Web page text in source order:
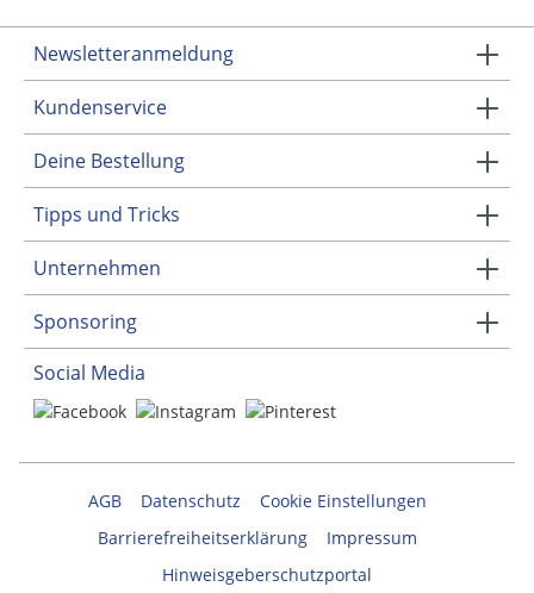
Newsletteranmeldung
Kundenservice
Deine Bestellung
Tipps und Tricks
Unternehmen
Sponsoring
Social Media
AGB Datenschutz
Cookie Einstellungen
Barrierefreiheitserklärung
Impressum
Hinweisgeberschutzportal